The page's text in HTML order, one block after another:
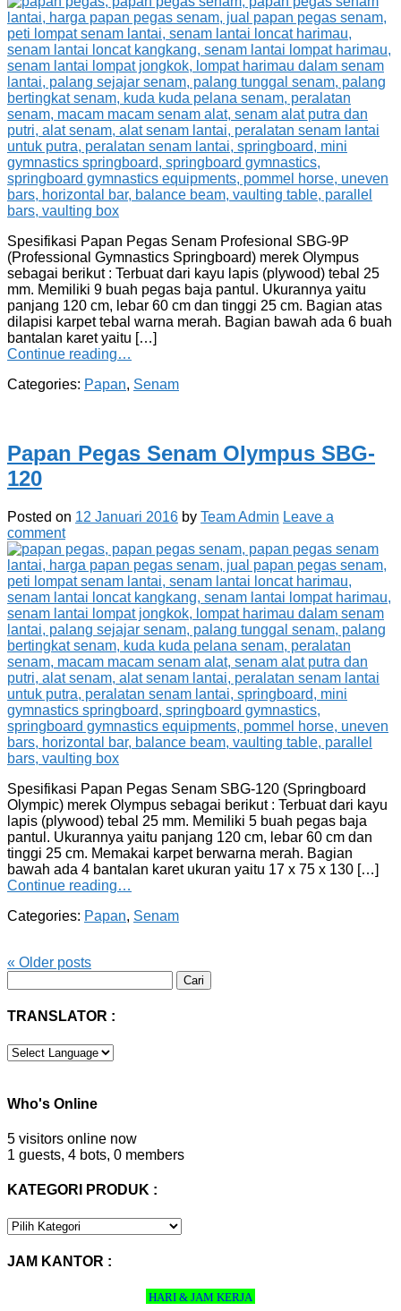
Spesifikasi Papan Pegas Senam Profesional SBG-9P
(Professional Gymnastics Springboard) merek Olympus
sebagai berikut : Terbuat dari kayu lapis (plywood) tebal 25
mm. Memiliki 9 buah pegas baja pantul. Ukurannya yaitu
panjang 120 cm, lebar 60 cm dan tinggi 25 cm. Bagian atas
dilapisi karpet tebal warna merah. Bagian bawah ada 6 buah
bantalan karet yaitu […]
Continue reading…
Categories: Papan, Senam
Papan Pegas Senam Olympus SBG-
120
Posted on 12 Januari 2016 by Team Admin Leave a
comment
Spesifikasi Papan Pegas Senam SBG-120 (Springboard
Olympic) merek Olympus sebagai berikut : Terbuat dari kayu
lapis (plywood) tebal 25 mm. Memiliki 5 buah pegas baja
pantul. Ukurannya yaitu panjang 120 cm, lebar 60 cm dan
tinggi 25 cm. Memakai karpet berwarna merah. Bagian
bawah ada 4 bantalan karet ukuran yaitu 17 x 75 x 130 […]
Continue reading…
Categories: Papan, Senam
« Older posts
untuk:
TRANSLATOR :
Who's Online
5 visitors online now
1 guests, 4 bots, 0 members
KATEGORI PRODUK :
KATEGORI
JAM KANTOR :
HARI & JAM KERJA